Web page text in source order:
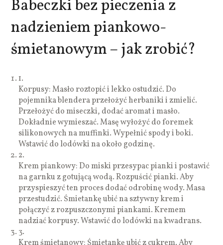
Babeczki bez pieczenia z
nadzieniem piankowo-
śmietanowym – jak zrobić?
1.
Korpusy: Masło roztopić i lekko ostudzić. Do
pojemnika blendera przełożyć herbaniki i zmielić.
Przełożyć do miseczki, dodać aromat i masło.
Dokładnie wymieszać. Masę wyłożyć do foremek
silikonowych na muffinki. Wypełnić spody i boki.
Wstawić do lodówki na około godzinę.
2.
Krem piankowy: Do miski przesypac pianki i postawić
na garnku z gotującą wodą. Rozpuścić pianki. Aby
przyspieszyć ten proces dodać odrobinę wody. Masa
przestudzić. Śmietankę ubić na sztywny krem i
połączyć z rozpuszczonymi piankami. Kremem
nadziać korpusy. Wstawić do lodówki na kwadrans.
3.